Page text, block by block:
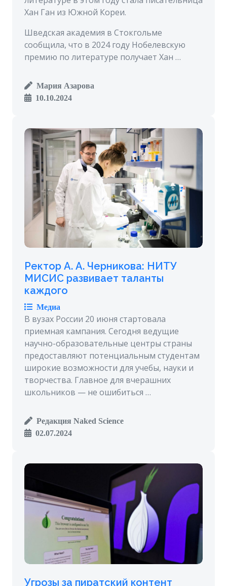
Хан Ган из Южной Кореи.
Шведская академия в Стокгольме
сообщила, что в 2024 году Нобелевскую
премию по литературе получает Хан …
Мария Азарова
10.10.2024
Ректор А. А. Черникова: НИТУ
МИСИС развивает таланты
каждого
Медиа
В вузах России 20 июня стартовала
приемная кампания. Сегодня ведущие
научно-образовательные центры страны
предоставляют потенциальным студентам
широкие возможности для учебы, науки и
творчества. Главное для вчерашних
школьников — не ошибиться …
Редакция Naked Science
02.07.2024
Угрозы за пиратский контент